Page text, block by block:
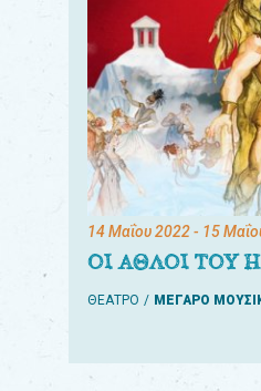
14 Μαΐου 2022- 15
ΟΙ ΑΘΛΟΙ ΤΟΥ
ΘΕΑΤΡΟ ΜΕΓΑΡΟ